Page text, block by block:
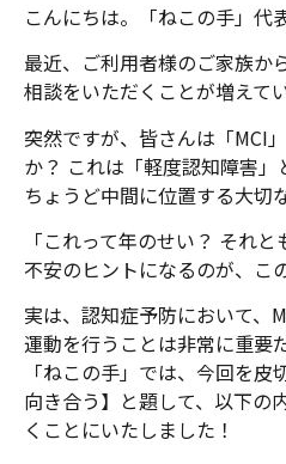
こんにちは。「ねこの手」代
最近、ご利用者様のご家族か
相談をいただくことが増えてい
突然ですが、皆さんは「MCI
か？ これは「軽度認知障害
ちょうど中間に位置する大切
「これって年のせい？ それ
不安のヒントになるのが、こ
実は、認知症予防において、
運動を行うことは非常に重要
「ねこの手」では、今回を皮
向き合う】と題して、以下の
くことにいたしました！